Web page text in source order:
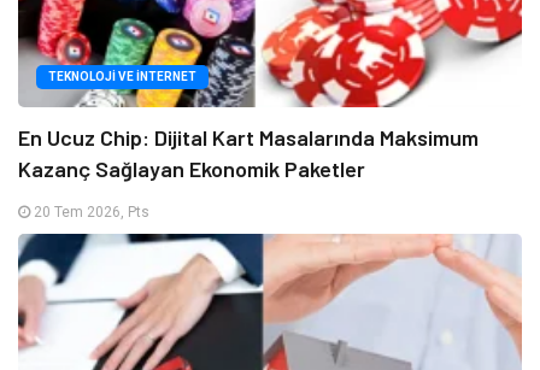
TEKNOLOJI VE İNTERNET
En Ucuz Chip: Dijital Kart Masalarında Maksimum
Kazanç Sağlayan Ekonomik Paketler
20 Tem 2026, Pts